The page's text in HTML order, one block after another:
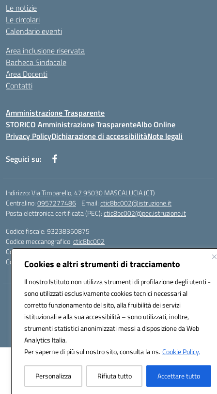
Cookies e altri strumenti di tracciamento
Il nostro Istituto non utilizza strumenti di profilazione degli utenti -
sono utilizzati esclusivamente cookies tecnici necessari al
corretto funzionamento del sito, alla fruibilità dei servizi
istituzionali e alla sua accessibilità – sono utilizzati, inoltre,
strumenti statistici anonimizzati messi a disposizione da Web
Analytics Italia.
Per saperne di più sul nostro sito, consulta la ns.Cookie Policy.
Personalizza Rifiuta tutto Accettare tutto
Le notizie
Le circolari
Calendario eventi
Area inclusione riservata
Bacheca Sindacale
Area Docenti
Contatti
Amministrazione Trasparente
STORICO Amministrazione TrasparenteAlbo Online
Privacy PolicyDichiarazione di accessibilitàNote legali
Seguici su:
Indirizzo:Via Timparello, 47 95030 MASCALUCIA (CT)
Centralino:0957277486 Email:ctic8bc002@istruzione.it
Posta elettronica certificata (PEC):ctic8bc002@pec.istruzione.it
Codice fiscale: 93238350875
Codice meccanografico:ctic8bc002
Codice Indice delle Pubbliche Amministrazioni (IPA): istsc_ctic8bc002
Codice unico di fatturazione (CUF): 2PO2JW
Hosting & Powered by 3D Solution S.r.l.
Concept & Design by Designers Italia